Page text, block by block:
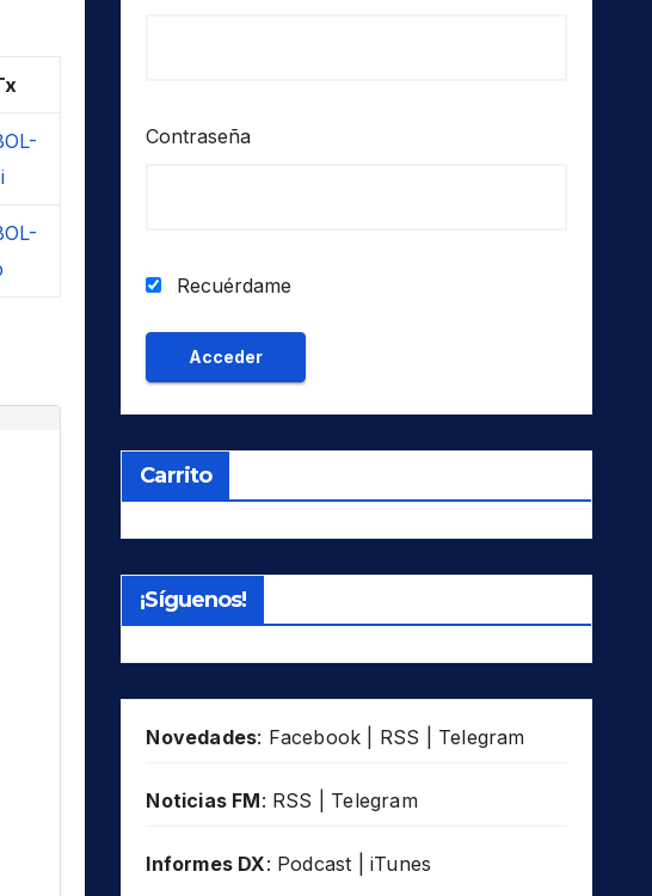
Contraseña
Recuérdame
Carrito
¡Síguenos!
Novedades: Facebook RSS Telegram
Noticias FM: RSS Telegram
Informes DX: Podcast iTunes